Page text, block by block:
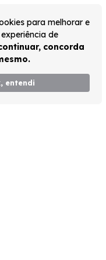
para melhorar e
de
concorda
entendi
Monte seu Kit